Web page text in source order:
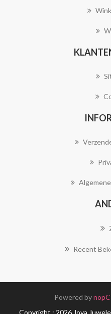
Recent
Powered by
Copyright ; 2026 Joya